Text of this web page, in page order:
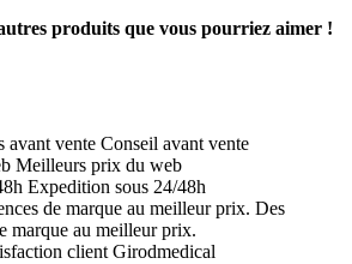
produits que vous pourriez aimer !
Conseil avant vente
Meilleurs prix du web
Expedition sous 24/48h
Des
marque au meilleur prix.
client Girodmedical